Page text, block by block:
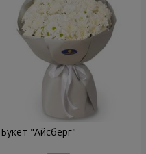
Букет "Айсберг"